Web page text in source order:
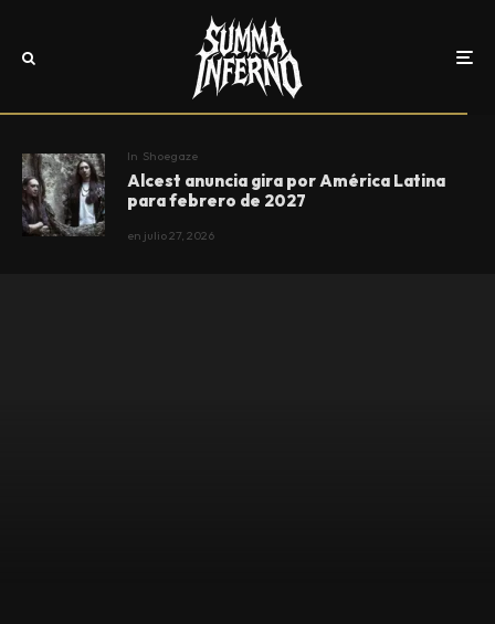
In Shoegaze
Alcest anuncia gira por América Latina
para febrero de 2027
en julio 27, 2026